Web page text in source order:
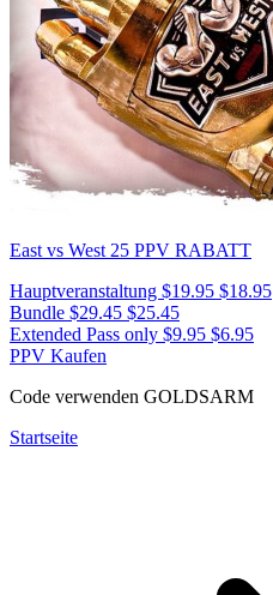
East vs West 25 PPV RABATT
Hauptveranstaltung $19.95 $18.95
Bundle $29.45 $25.45
Extended Pass only $9.95 $6.95
PPV Kaufen
Code verwenden GOLDSARM
Startseite